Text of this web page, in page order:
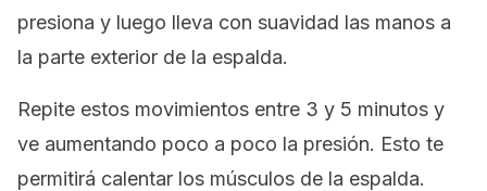
presiona y luego lleva con suavidad las manos a
la parte exterior de la espalda.
Repite estos movimientos entre 3 y 5 minutos y
ve aumentando poco a poco la presión. Esto te
permitirá calentar los músculos de la espalda.